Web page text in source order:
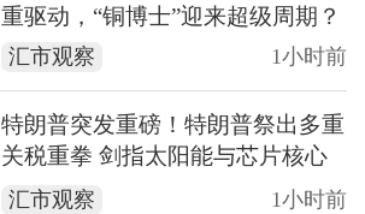
重驱动，“铜博士”迎来超级周期？
汇市观察 1小时前
特朗普突发重磅！特朗普祭出多重
关税重拳 剑指太阳能与芯片核心
材料供应链
汇市观察 1小时前